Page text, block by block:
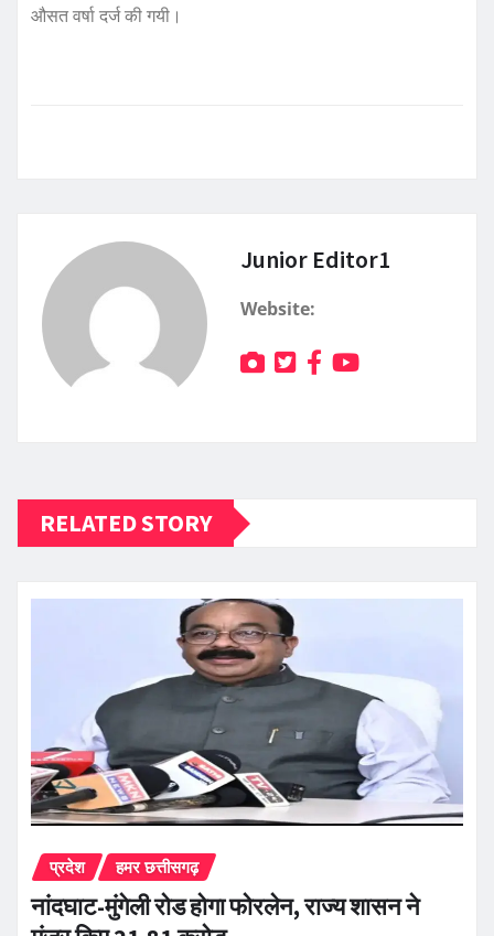
औसत वर्षा दर्ज की गयी।
Junior Editor1
Website:
RELATED STORY
प्रदेश हमर छत्तीसगढ़
नांदघाट-मुंगेली रोड होगा फोरलेन, राज्य शासन ने